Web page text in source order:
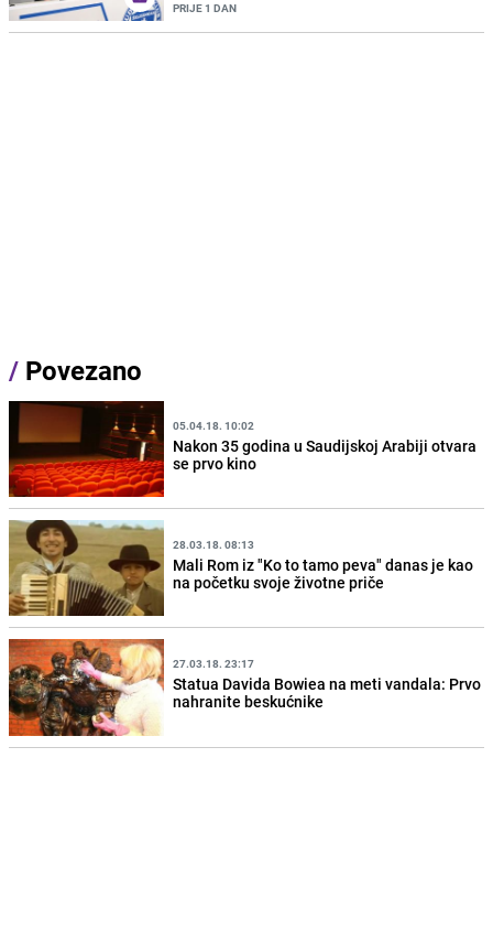
PRIJE 1 DAN
/ Povezano
05.04.18. 10:02
Nakon 35 godina u Saudijskoj Arabiji otvara
se prvo kino
28.03.18. 08:13
Mali Rom iz "Ko to tamo peva" danas je kao
na početku svoje životne priče
27.03.18. 23:17
Statua Davida Bowiea na meti vandala: Prvo
nahranite beskućnike